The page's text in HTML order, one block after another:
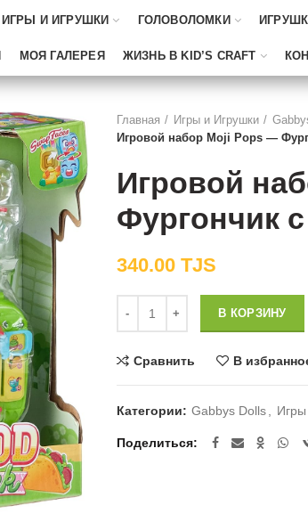
ИГРЫ И ИГРУШКИ ГОЛОВОЛОМКИ
МОЯ ГАЛЕРЕЯ ЖИЗНЬ В KID’S CRAFT
Главная Игры и Игрушки
Игровой набор Moji Pops —
Игровой
Фургончик
340.00 TJS
В КОРЗИНУ
Сравнить В
Категории: Gabbys Dolls
Поделиться